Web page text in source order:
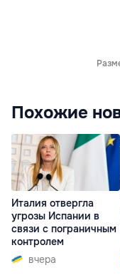
Похожие
Италия отвергла
угрозы Испании в
связи с пограничным
контролем
вчера